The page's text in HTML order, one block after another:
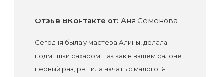
Отзыв ВКонтакте от: Аня Семенова
Сегодня была у мастера Алины, делала
подмышки сахаром. Так как в вашем салоне
первый раз, решила начать с малого. Я